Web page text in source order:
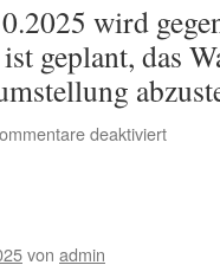
wird
geplant, das
deaktiviertfür
von admin